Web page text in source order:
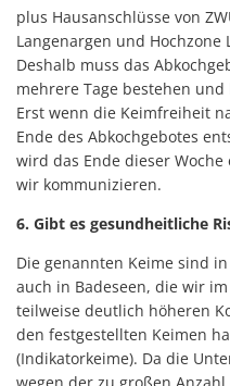
plus Hausanschlüsse von
Langenargen und
Deshalb muss das
mehrere Tage bestehen
Erst wenn die Keimfreiheit
Ende des Abkochgebotes
wird das Ende dieser
wir kommunizieren.
6. Gibt es gesundheitliche
Die genannten Keime sind
auch in Badeseen, die wir
teilweise deutlich höheren
den festgestellten Keimen
(Indikatorkeime). Da die